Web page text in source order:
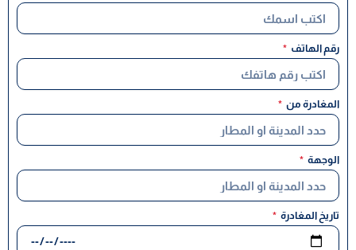
رقم الهاتف
المغادرة من
الوجهة
تاريخ المغادرة